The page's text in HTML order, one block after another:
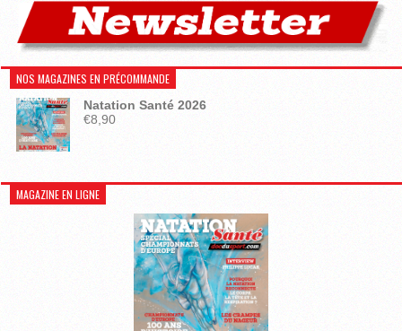
NOS MAGAZINES EN PRÉCOMMANDE
Natation Santé 2026
€8,90
MAGAZINE EN LIGNE